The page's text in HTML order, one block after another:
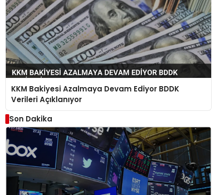
KKM Bakiyesi Azalmaya Devam Ediyor BDDK
Verileri Açıklanıyor
Son Dakika